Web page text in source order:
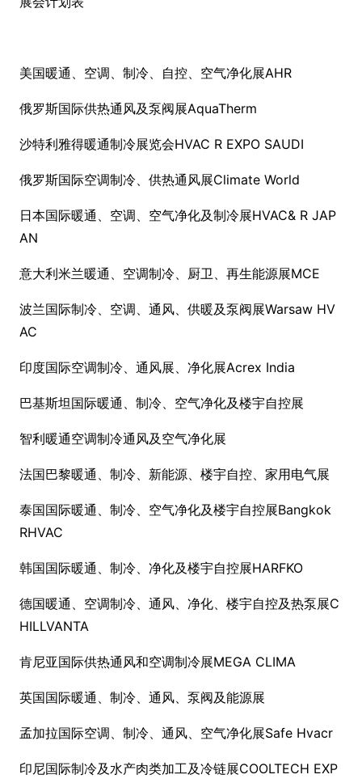
美国暖通、空调、制冷、自控、空气净化展AHR
俄罗斯国际供热通风及泵阀展AquaTherm
沙特利雅得暖通制冷展览会HVAC R EXPO SAUDI
俄罗斯国际空调制冷、供热通风展Climate World
日本国际暖通、空调、空气净化及制冷展HVAC& R JAP
AN
意大利米兰暖通、空调制冷、厨卫、再生能源展MCE
波兰国际制冷、空调、通风、供暖及泵阀展Warsaw HV
AC
印度国际空调制冷、通风展、净化展Acrex India
巴基斯坦国际暖通、制冷、空气净化及楼宇自控展
智利暖通空调制冷通风及空气净化展
法国巴黎暖通、制冷、新能源、楼宇自控、家用电气展
泰国国际暖通、制冷、空气净化及楼宇自控展Bangkok
RHVAC
韩国国际暖通、制冷、净化及楼宇自控展HARFKO
德国暖通、空调制冷、通风、净化、楼宇自控及热泵展C
HILLVANTA
肯尼亚国际供热通风和空调制冷展MEGA CLIMA
英国国际暖通、制冷、通风、泵阀及能源展
孟加拉国际空调、制冷、通风、空气净化展Safe Hvacr
印尼国际制冷及水产肉类加工及冷链展COOLTECH EXP